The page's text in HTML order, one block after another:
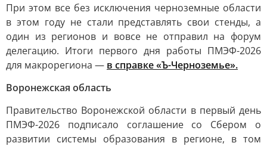
При этом все без исключения черноземные области
в этом году не стали представлять свои стенды, а
один из регионов и вовсе не отправил на форум
делегацию. Итоги первого дня работы ПМЭФ-2026
для макрорегиона — в справке «Ъ-Черноземье».
Воронежская область
Правительство Воронежской области в первый день
ПМЭФ-2026 подписало соглашение со Сбером о
развитии системы образования в регионе, в том